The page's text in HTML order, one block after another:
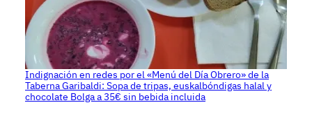
Indignación en redes por el «Menú del Día Obrero» de la
Taberna Garibaldi: Sopa de tripas, euskalbóndigas halal y
chocolate Bolga a 35€ sin bebida incluida